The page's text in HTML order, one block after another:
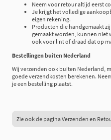
Neem voor retour altijd eerst
Je krijgt het volledige
eigen rekening.
Producten die handgemaakt
gemaakt worden, kunnen niet
ook voor lint of draad dat op
Bestellingen buiten Nederland
Wij verzenden ook buiten Nederland,
goede verzendkosten berekenen.
je een bestelling plaatst.
Zie ook de pagina Verzenden en